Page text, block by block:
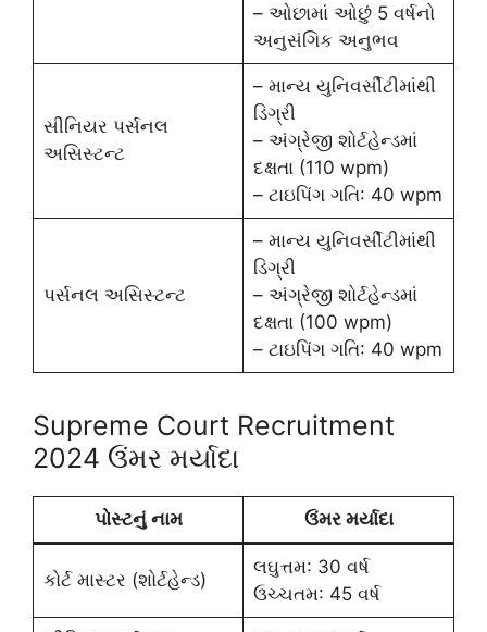
– ઓછામાં ઓછું 5 વર્ષનો
અનુસંગિક અનુભવ
સીનિયર પર્સનલ
અસિસ્ટન્ટ
– માન્ય યુનિવર્સીટીમાંથી
ડિગ્રી
– અંગ્રેજી શોર્ટહેન્ડમાં
દક્ષતા (110 wpm)
– ટાઇપિંગ ગતિ: 40 wpm
પર્સનલ અસિસ્ટન્ટ
– માન્ય યુનિવર્સીટીમાંથી
ડિગ્રી
– અંગ્રેજી શોર્ટહેન્ડમાં
દક્ષતા (100 wpm)
– ટાઇપિંગ ગતિ: 40 wpm
Supreme Court Recruitment
2024 ઉંમર મર્યાદા
પોસ્ટનું નામ ઉંમર મર્યાદા
કોર્ટ માસ્ટર (શોર્ટહેન્ડ)
લઘુત્તમ: 30 વર્ષ
ઉચ્ચતમ: 45 વર્ષ